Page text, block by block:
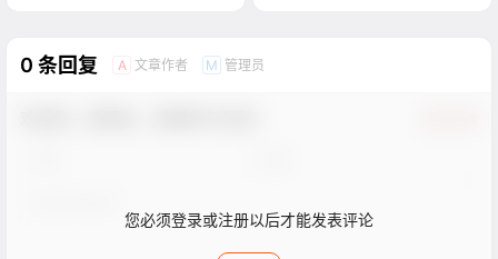
0 条回复 A 文章作者 M 管理员
您必须登录或注册以后才能发表评论